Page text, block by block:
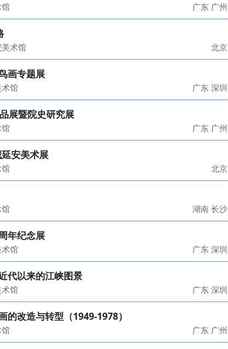
广东 广州
馆
北京
术馆
画专题展
广东 深圳
馆
展暨院史研究展
广东 广州
馆
安美术展
北京
湖南 长沙
年纪念展
广东 深圳
馆
代以来的江峡图景
广东 深圳
馆
改造与转型（1949-1978）
广东 广州
馆